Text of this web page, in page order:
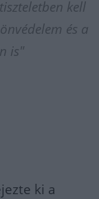
kell
és a
is"
ki a